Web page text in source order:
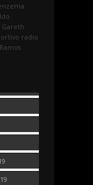
Gareth
radio